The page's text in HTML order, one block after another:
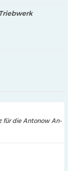
für die Antonow An-